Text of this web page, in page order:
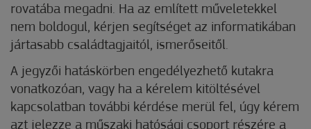
rovatába megadni. Ha az említett műveletekkel
nem boldogul, kérjen segítséget az informatikában
jártasabb családtagjaitól, ismerőseitől.
A jegyzői hatáskörben engedélyezhető kutakra
vonatkozóan, vagy ha a kérelem kitöltésével
kapcsolatban további kérdése merül fel, úgy kérem
azt jelezze a műszaki hatósági csoport részére a